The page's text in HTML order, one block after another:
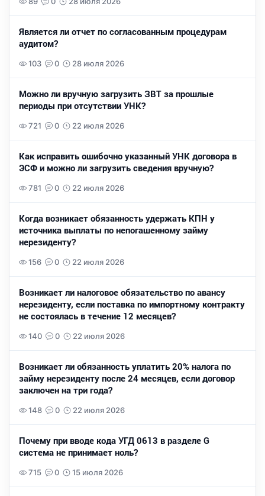
Является ли отчет по согласованным процедурам
аудитом?
103 0 28 июля 2026
Можно ли вручную загрузить ЗВТ за прошлые
периоды при отсутствии УНК?
721 0 22 июля 2026
Как исправить ошибочно указанный УНК договора в
ЭСФ и можно ли загрузить сведения вручную?
781 0 22 июля 2026
Когда возникает обязанность удержать КПН у
источника выплаты по непогашенному займу
нерезиденту?
156 0 22 июля 2026
Возникает ли налоговое обязательство по авансу
нерезиденту, если поставка по импортному контракту
не состоялась в течение 12 месяцев?
140 0 22 июля 2026
Возникает ли обязанность уплатить 20% налога по
займу нерезиденту после 24 месяцев, если договор
заключен на три года?
148 0 22 июля 2026
Почему при вводе кода УГД 0613 в разделе G
система не принимает ноль?
715 0 15 июля 2026